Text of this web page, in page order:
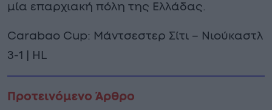
μία επαρχιακή πόλη της Ελλάδας.
Carabao Cup: Μάντσεστερ Σίτι – Νιούκαστλ
3-1 | HL
Προτεινόμενο Άρθρο